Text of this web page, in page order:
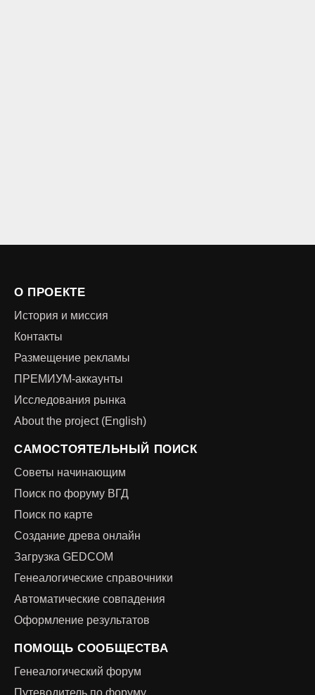
О ПРОЕКТЕ
История и миссия
Контакты
Размещение рекламы
ПРЕМИУМ-аккаунты
Исследования рынка
About the project (English)
САМОСТОЯТЕЛЬНЫЙ ПОИСК
Советы начинающим
Поиск по форуму ВГД
Поиск по карте
Создание древа онлайн
Загрузка GEDCOM
Генеалогические справочники
Автоматические совпадения
Оформление результатов
ПОМОЩЬ СООБЩЕСТВА
Генеалогический форум
Путеводитель по форуму